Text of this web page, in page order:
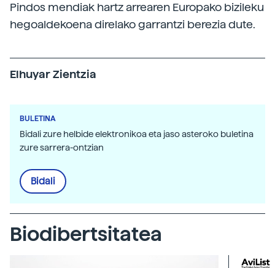
Pindos mendiak hartz arrearen Europako bizileku
hegoaldekoena direlako garrantzi berezia dute.
Elhuyar Zientzia
BULETINA
Bidali zure helbide elektronikoa eta jaso asteroko buletina
zure sarrera-ontzian
Bidali
Biodibertsitatea